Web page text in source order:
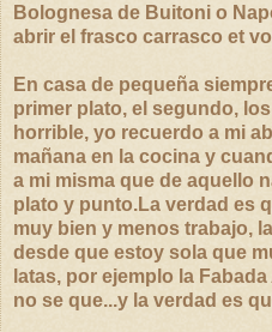
Bolognesa de Buitoni o
abrir el frasco carrasco et
En casa de pequeña
primer plato, el segundo,
horribl e, yo recuerdo a mi
mañana en la cocina y
a mi misma que de aquello
plato y punto.La verdad es
muy bien y menos trabajo,
desde que estoy sola que
latas, por ejemplo la
no se que...y la verdad es